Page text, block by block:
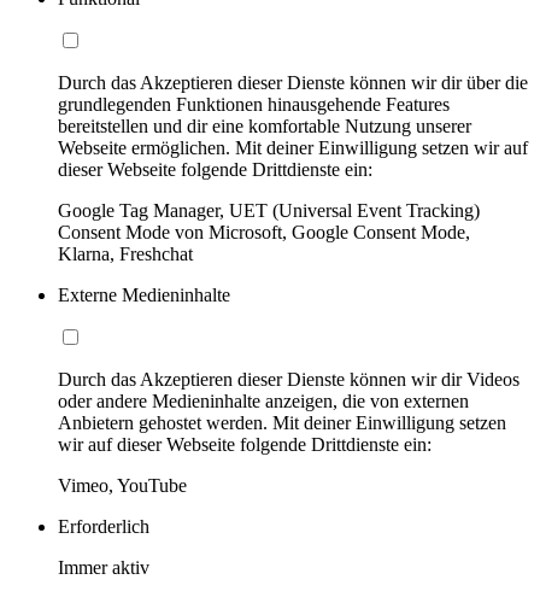
Durch das Akzeptieren dieser Dienste können wir dir über die
grundlegenden Funktionen hinausgehende Features
bereitstellen und dir eine komfortable Nutzung unserer
Webseite ermöglichen. Mit deiner Einwilligung setzen wir auf
dieser Webseite folgende Drittdienste ein:
Google Tag Manager, UET (Universal Event Tracking)
Consent Mode von Microsoft, Google Consent Mode,
Klarna, Freshchat
Externe Medieninhalte
Durch das Akzeptieren dieser Dienste können wir dir Videos
oder andere Medieninhalte anzeigen, die von externen
Anbietern gehostet werden. Mit deiner Einwilligung setzen
wir auf dieser Webseite folgende Drittdienste ein:
Vimeo, YouTube
Erforderlich
Immer aktiv